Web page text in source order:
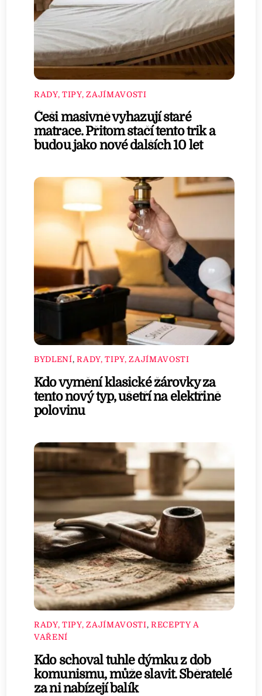
RADY, TIPY, ZAJÍMAVOSTI
Češi masivně vyhazují staré
matrace. Přitom stačí tento trik a
budou jako nové dalších 10 let
BYDLENÍ,RADY, TIPY, ZAJÍMAVOSTI
Kdo vymění klasické žárovky za
tento nový typ, ušetří na elektřině
polovinu
RADY, TIPY, ZAJÍMAVOSTI, RECEPTY A
VAŘENÍ
Kdo schoval tuhle dýmku z dob
komunismu, může slavit. Sběratelé
za ni nabízejí balík